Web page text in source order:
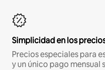
Simplicidad en los
Precios especiales para
y un único pago mensual